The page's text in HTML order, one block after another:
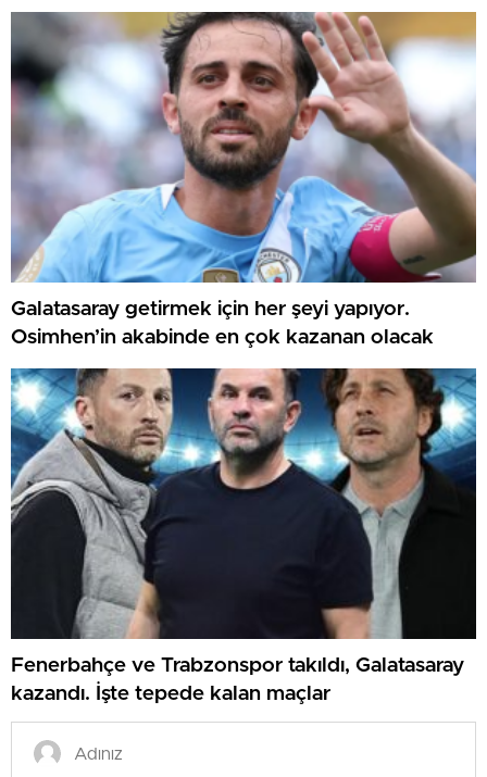
Galatasaray getirmek için her şeyi yapıyor.
Osimhen’in akabinde en çok kazanan olacak
Fenerbahçe ve Trabzonspor takıldı, Galatasaray
kazandı. İşte tepede kalan maçlar